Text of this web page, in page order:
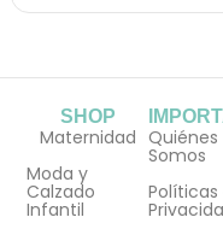
SHOP
Maternidad
Moda y
Calzado
Infantil
Quiénes
Somos
Políticas